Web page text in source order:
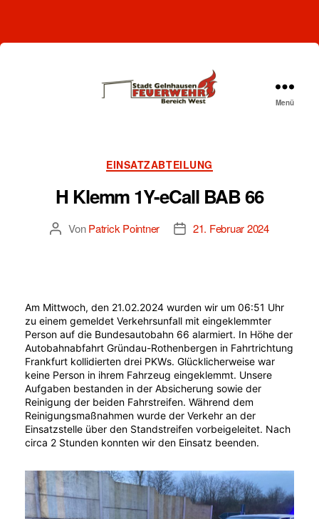
Menü
Kategorien
EINSATZABTEILUNG
H Klemm 1Y-eCall BAB 66
Beitragsautor
VonPatrick Pointner Beitragsdatum
21. Februar 2024
Am Mittwoch, den 21.02.2024 wurden wir um 06:51 Uhr
zu einem gemeldet Verkehrsunfall mit eingeklemmter
Person auf die Bundesautobahn 66 alarmiert. In Höhe der
Autobahnabfahrt Gründau-Rothenbergen in Fahrtrichtung
Frankfurt kollidierten drei PKWs. Glücklicherweise war
keine Person in ihrem Fahrzeug eingeklemmt. Unsere
Aufgaben bestanden in der Absicherung sowie der
Reinigung der beiden Fahrstreifen. Während dem
Reinigungsmaßnahmen wurde der Verkehr an der
Einsatzstelle über den Standstreifen vorbeigeleitet. Nach
circa 2 Stunden konnten wir den Einsatz beenden.